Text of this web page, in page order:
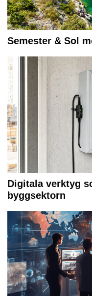
Semester & Sol
Digitala verktyg
byggsektorn